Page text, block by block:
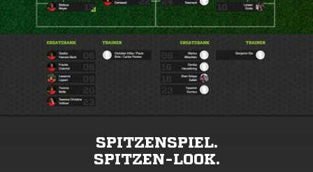
SPITZENSPIEL.
SPITZEN-LOOK.